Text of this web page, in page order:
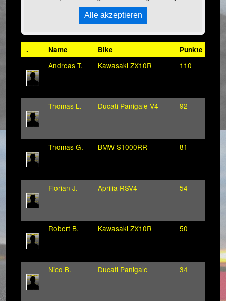
Alle akzeptieren
. Name Bike Punkte
Andreas T. Kawasaki ZX10R 110
Thomas L. Ducati Panigale V4 92
Thomas G. BMW S1000RR 81
Florian J. Aprilia RSV4 54
Robert B. Kawasaki ZX10R 50
Nico B. Ducati Panigale 34